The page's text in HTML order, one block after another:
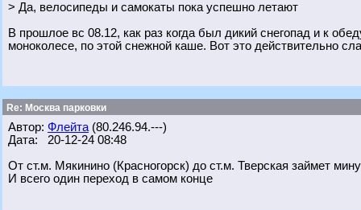
> Да, велосипеды и самокаты пока успешно летают
В прошлое вс 08.12, как раз когда был дикий снегопад и к
моноколесе, по этой снежной каше. Вот это действительно
Re: Москва парковки
Автор: Флейта (80.246.94.---)
Дата: 20-12-24 08:48
От ст.м. Мякинино (Красногорск) до ст.м. Тверская займет
И всего один переход в самом конце